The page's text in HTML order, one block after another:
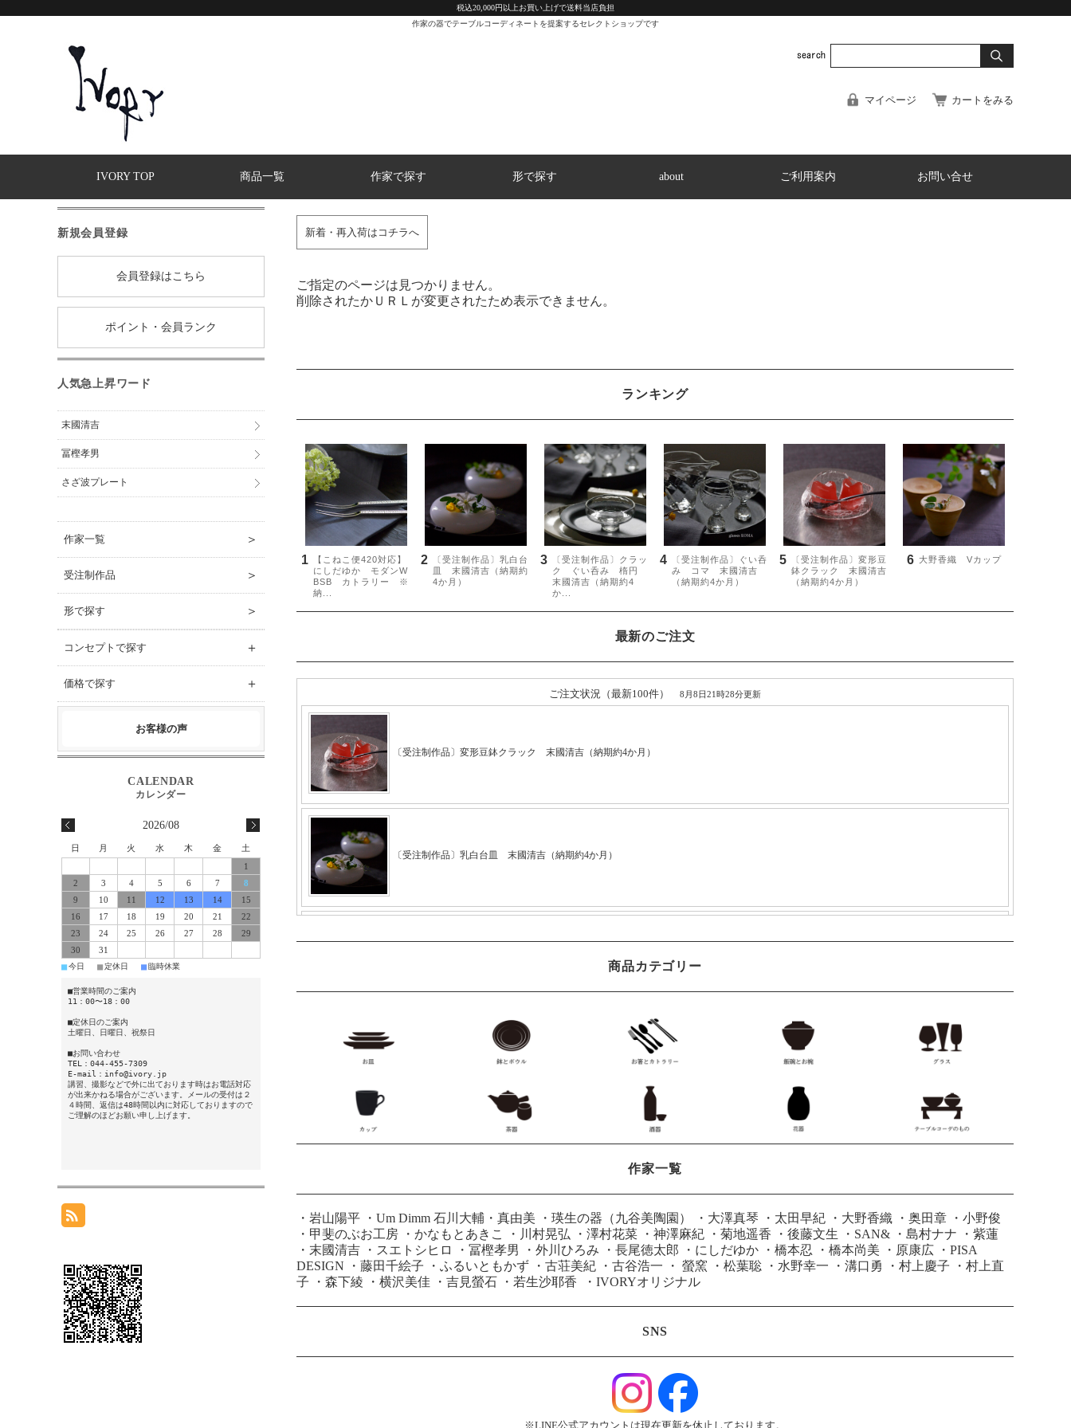
税込20,000円以上お買い上げで送料当店負担
作家の器でテーブルコーディネートを提案するセレクトショップです
マイページ カートをみる
IVORY TOP 商品一覧 作家で探す 形で探す about ご利用案内 お問い合せ
新着・再入荷はコチラへ
ご指定のページは見つかりません。
削除されたかＵＲＬが変更されたため表示できません。
ランキング
最新のご注文
商品カテゴリー
作家一覧
・ 岩山陽平 ・ Um Dimm 石川大輔・真由美 ・ 瑛生の器（九谷美陶園） ・ 大澤真琴 ・ 太田早紀 ・ 大野香織 ・ 奥田章 ・ 小野俊
・ 甲斐のぶお工房 ・ かなもとあきこ ・ 川村晃弘 ・ 澤村花菜 ・ 神澤麻紀 ・ 菊地遥香 ・ 後藤文生 ・ SAN& ・ 島村ナナ ・ 紫蓮
・ 末國清吉 ・ スエトシヒロ ・ 冨樫孝男 ・ 外川ひろみ ・ 長尾徳太郎 ・ にしだゆか ・ 橋本忍 ・ 橋本尚美 ・ 原康広 ・ PISA
DESIGN
・ 藤田千絵子 ・ ふるいともかず ・ 古荘美紀 ・ 古谷浩一 ・ 螢窯 ・ 松葉聡 ・ 水野幸一 ・ 溝口勇 ・ 村上慶子 ・ 村上直
子
・ 森下綾 ・ 横沢美佳 ・ 吉見螢石 ・ 若生沙耶香 ・ IVORYオリジナル
SNS
※LINE公式アカウントは現在更新を休止しております。
新規会員登録
会員登録はこちら
ポイント・会員ランク
人気急上昇ワード
末國清吉
冨樫孝男
さざ波プレート
作家一覧 ＞
受注制作品 ＞
形で探す ＞
コンセプトで探す ＋
価格で探す ＋
お客様の声
2026/08
日 月 火 水 木 金
土
1
2
3 4 5 6 7
8
9
10 11 12 13 14
15
16
17 18 19 20 21
22
23
24 25 26 27 28
29
30
31
■今日 ■定休日 ■臨時休業
■営業時間のご案内
11：00〜18：00
■定休日のご案内
土曜日、日曜日、祝祭日
■お問い合わせ
TEL：044-455-7309
E-mail：info@ivory.jp
講習、撮影などで外に出ております時はお電話対応
が出来かねる場合がございます。メールの受付は２
４時間、返信は48時間以内に対応しておりますので
ご理解のほどお願い申し上げます。